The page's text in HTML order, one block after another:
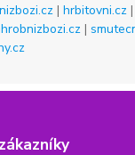
|hrbitovni.cz
|